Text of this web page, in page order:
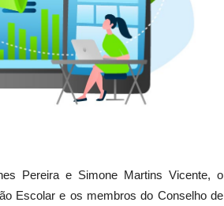
Pereira e Simone Martins Vicente, o
Escolar e os membros do Conselho de